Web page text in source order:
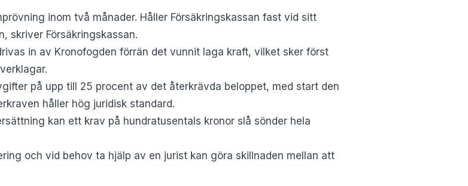
inom två månader. Håller Försäkringskassan fast vid sitt
skriver Försäkringskassan.
in av Kronofogden förrän det vunnit laga kraft, vilket sker först
på upp till 25 procent av det återkrävda beloppet, med start den
håller hög juridisk standard.
kan ett krav på hundratusentals kronor slå sönder hela
och vid behov ta hjälp av en jurist kan göra skillnaden mellan att